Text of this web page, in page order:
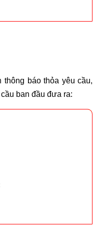
báo thỏa yêu cầu,
ban đầu đưa ra: